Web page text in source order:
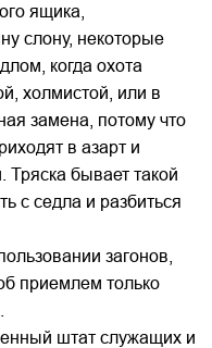
ящика,
слону, некоторые
когда охота
холмистой, или в
замена, потому что
в азарт и
Тряска бывает такой
с седла и разбиться
загонов,
приемлем только
штат служащих и